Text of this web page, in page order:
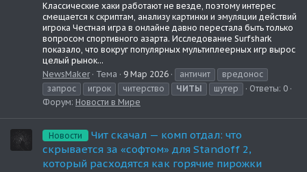
Классические хаки работают не везде, поэтому интерес
смещается к скриптам, анализу картинки и эмуляции действий
игрока Честная игра в онлайне давно перестала быть только
вопросом спортивного азарта. Исследование Surfshark
показало, что вокруг популярных мультиплеерных игр вырос
целый рынок...
NewsMaker
Тема 9 Мар 2026 античит
вредонос
запрос
игрок читерство ЧИТЫ шутер
Ответы: 0
Форум: Новости в Мире
Новости
Чит скачал — комп отдал: что
скрывается за «софтом» для Standoff 2,
который расходятся как горячие пирожки